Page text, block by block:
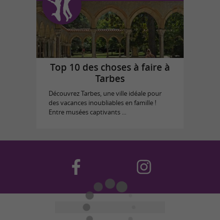
Top 10 des choses à faire à
Tarbes
Découvrez Tarbes, une ville idéale pour
des vacances inoubliables en famille !
Entre musées captivants ...